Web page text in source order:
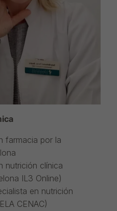
farmacia por la
nutrición clínica
IL3 Online)
en nutrición
CENAC)